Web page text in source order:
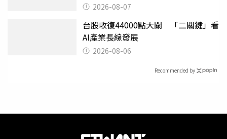
2026-08-07
台股收復44000點大關 「二關鍵」看
AI產業長線發展
2026-08-06
Recommended by